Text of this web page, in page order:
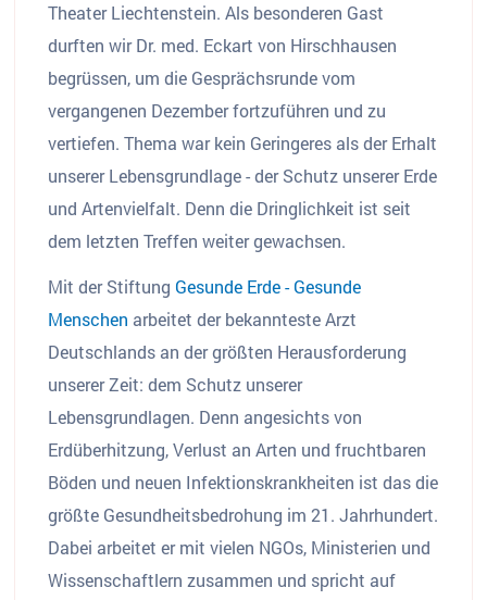
Theater Liechtenstein. Als besonderen Gast
durften wir Dr. med. Eckart von Hirschhausen
begrüssen, um die Gesprächsrunde vom
vergangenen Dezember fortzuführen und zu
vertiefen. Thema war kein Geringeres als der Erhalt
unserer Lebensgrundlage - der Schutz unserer Erde
und Artenvielfalt. Denn die Dringlichkeit ist seit
dem letzten Treffen weiter gewachsen.
Mit der Stiftung Gesunde Erde - Gesunde
Menschen arbeitet der bekannteste Arzt
Deutschlands an der größten Herausforderung
unserer Zeit: dem Schutz unserer
Lebensgrundlagen. Denn angesichts von
Erdüberhitzung, Verlust an Arten und fruchtbaren
Böden und neuen Infektionskrankheiten ist das die
größte Gesundheitsbedrohung im 21. Jahrhundert.
Dabei arbeitet er mit vielen NGOs, Ministerien und
Wissenschaftlern zusammen und spricht auf